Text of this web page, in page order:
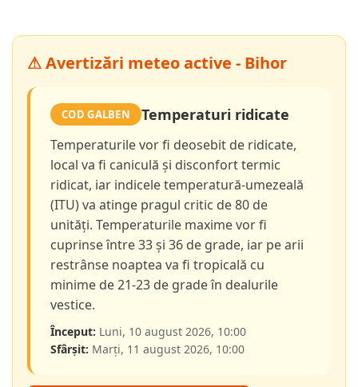
⚠ Avertizări meteo active - Bihor
COD GALBEN Temperaturi ridicate
Temperaturile vor fi deosebit de ridicate,
local va fi caniculă și disconfort termic
ridicat, iar indicele temperatură-umezeală
(ITU) va atinge pragul critic de 80 de
unități. Temperaturile maxime vor fi
cuprinse între 33 și 36 de grade, iar pe arii
restrânse noaptea va fi tropicală cu
minime de 21-23 de grade în dealurile
vestice.
Început: Luni, 10 august 2026, 10:00
Sfârșit: Marți, 11 august 2026, 10:00